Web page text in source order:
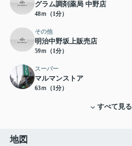
グラム調剤薬局 中野店
48ｍ（1分）
その他
明治中野坂上販売店
59ｍ（1分）
スーパー
マルマンストア
63ｍ（1分）
すべて見る
地図